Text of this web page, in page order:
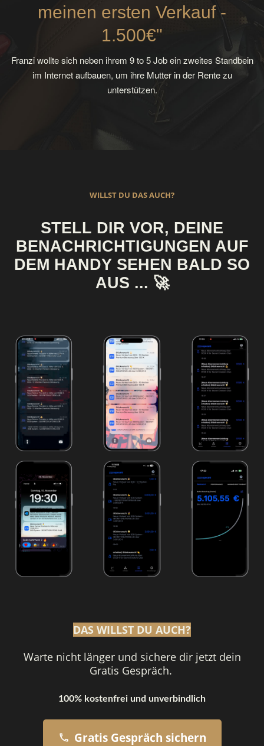
meinen ersten Verkauf -
1.500€"
Franzi wollte sich neben ihrem 9 to 5 Job ein zweites Standbein
im Internet aufbauen, um ihre Mutter in der Rente zu
unterstützen.
WILLST DU DAS AUCH?
STELL DIR VOR, DEINE
BENACHRICHTIGUNGEN AUF
DEM HANDY SEHEN BALD SO
AUS ... 🚀
DAS WILLST DU AUCH?
Warte nicht länger und sichere dir jetzt dein
Gratis Gespräch.
100% kostenfrei und unverbindlich
Gratis Gespräch sichern